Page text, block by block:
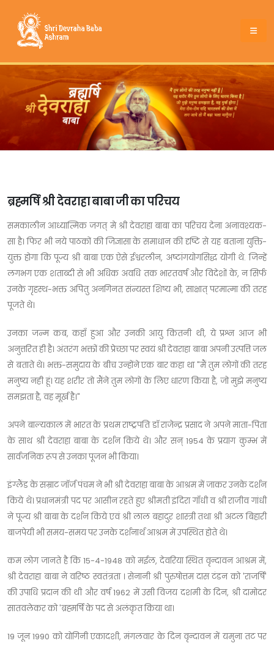
ब्रह्मर्षि श्री देवराहा बाबा जी का परिचय
समकालीन आध्यात्मिक जगत् मे श्री देवराहा बाबा का परिचय देना अनावश्यक-
सा है। फिर भी नये पाठकों की जिज्ञासा के समाधान की दृष्टि से यह बताना युक्ति-
युक्त होगा कि पूज्य श्री बाबा एक ऐसे ईश्वरलीन, अष्टांगयोगसिद्ध योगी थे. जिन्हें
लगभग एक शताब्दी से भी अधिक अवधि तक भारतवर्ष और विदेशों के, न सिर्फ
उनके गृहस्थ-भक्त अपितु अनगिनत संन्यस्त शिष्य भी, साक्षात् परमात्मा की तरह
पूजते थे।
उनका जन्म कब, कहाँ हुआ और उनकी आयु कितनी थी, ये प्रश्न आज भी
अनुत्तरित ही है। अंतरंग भक्तों की प्रेच्छा पर स्वयं श्री देवराहा बाबा अपनी उत्पत्ति जल
से बताते थे। भक्त-समुदाय के बीच उन्होंने एक बार कहा था "मैं तुम लोगों की तरह
मनुष्य नही हूं। यह शरीर तो मैंने तुम लोगों के लिए धारण किया है, जो मुझे मनुष्य
समझता है, वह मूर्ख है।"
अपने बाल्यकाल में भारत के प्रथम राष्ट्रपति डॉ राजेन्द्र प्रसाद ने अपने माता-पिता
के साथ श्री देवराहा बाबा के दर्शन किये थे। और सन् 1954 के प्रयाग कुम्भ में
सार्वजनिक रूप से उनका पूजन भी किया।
इंग्लैंड के सम्राट जॉर्ज पंचम ने भी श्री देवराहा बाबा के आश्रम में जाकर उनके दर्शन
किये थे। प्रधानमंत्री पद पर आसीन रहते हुए श्रीमती इंदिरा गाँधी व श्री राजीव गांधी
ने पूज्य श्री बाबा के दर्शन किये एवं श्री लाल बहादुर शास्त्री तथा श्री अटल बिहारी
बाजपेयी भी समय-समय पर उनके दर्शनार्थ आश्रम में उपस्थित होते थे।
कम लोग जानते है कि 15-4-1948 को मईल, देवरिया स्थित वृन्दावन आश्रम में,
श्री देवराहा बाबा ने वरिष्ठ स्वतंत्रता । सेनानी श्री पुरुषोत्तम दास टंडन को 'राजर्षि'
की उपाधि प्रदान की थी और वर्ष 1962 में उसी विजय दशमी के दिन, श्री दामोदर
सातवलेकर को 'ब्रह्मर्षि के पद से अलंकृत किया था।
19 जून 1990 को योगिनी एकादशी, मंगलवार के दिन वृन्दावन में यमुना तट पर